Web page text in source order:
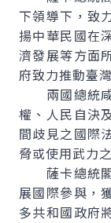
下領導下，致
揚中華民國在
濟發展等方面
府致力推動臺
兩國總統咸
權、人民自決
間歧見之國際
脅或使用武力
薩卡總統閣
展國際參與，
多共和國政府